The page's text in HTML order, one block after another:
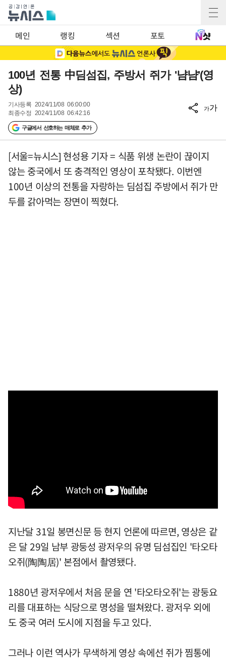
메인 랭킹 섹션 포토
100년 전통 中딤섬집, 주방서 쥐가 '냠냠'(영
상)
기사등록 2024/11/08 06:00:00
최종수정 2024/11/08 06:42:16
구글에서 선호하는 매체로 추가
가가
[서울=뉴시스] 현성용 기자 = 식품 위생 논란이 끊이지
않는 중국에서 또 충격적인 영상이 포착됐다. 이번엔
100년 이상의 전통을 자랑하는 딤섬집 주방에서 쥐가 만
두를 갉아먹는 장면이 찍혔다.
지난달 31일 봉면신문 등 현지 언론에 따르면, 영상은 같
은 달 29일 남부 광둥성 광저우의 유명 딤섬집인 '타오타
오쥐(陶陶居)' 본점에서 촬영됐다.
1880년 광저우에서 처음 문을 연 '타오타오쥐'는 광둥요
리를 대표하는 식당으로 명성을 떨쳐왔다. 광저우 외에
도 중국 여러 도시에 지점을 두고 있다.
그러나 이런 역사가 무색하게 영상 속에선 쥐가 찜통에